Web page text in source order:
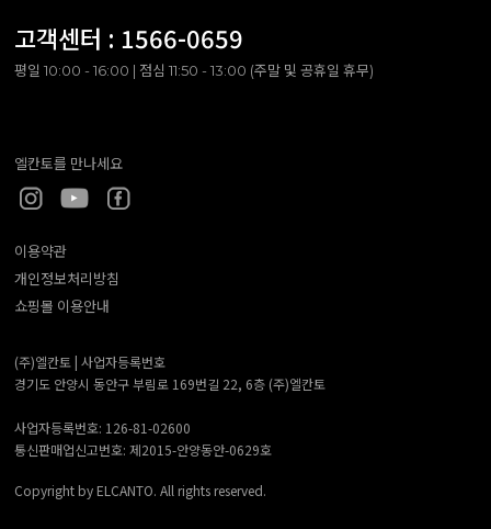
고객센터 : 1566-0659
평일 10:00 - 16:00 | 점심 11:50 - 13:00 (주말 및 공휴일 휴무)
엘칸토를 만나세요
이용약관
개인정보처리방침
쇼핑몰 이용안내
(주)엘칸토 | 사업자등록번호
경기도 안양시 동안구 부림로 169번길 22, 6층 (주)엘칸토
사업자등록번호: 126-81-02600
통신판매업신고번호: 제2015-안양동안-0629호
Copyright by ELCANTO. All rights reserved.